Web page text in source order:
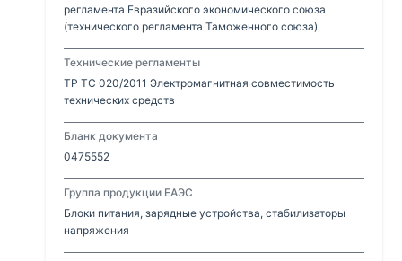
регламента Евразийского экономического союза
(технического регламента Таможенного союза)
Технические регламенты
ТР ТС 020/2011 Электромагнитная совместимость
технических средств
Бланк документа
0475552
Группа продукции ЕАЭС
Блоки питания, зарядные устройства, стабилизаторы
напряжения